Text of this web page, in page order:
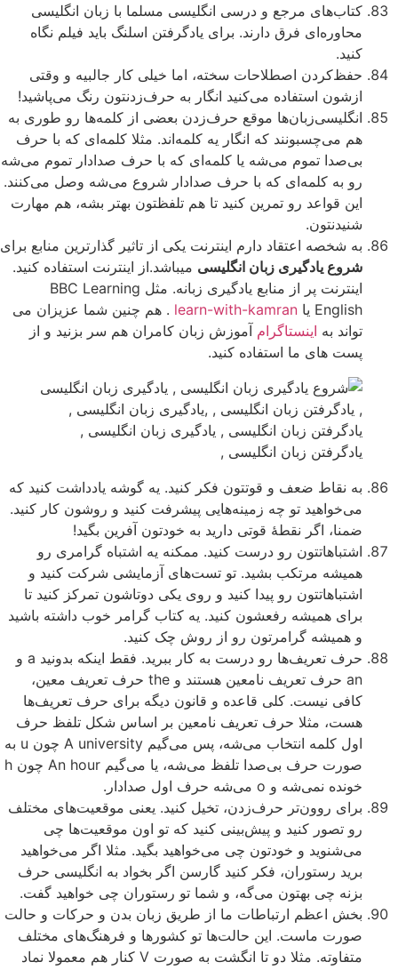
کتاب‌های مرجع و درسی انگلیسی مسلما با زبان انگلیسی
محاوره‌ای فرق دارند. برای یادگرفتن اسلنگ باید فیلم نگاه
کنید.
حفظ‌کردن اصطلاحات سخته، اما خیلی کار جالبیه و وقتی
ازشون استفاده می‌کنید انگار به حرف‌زدنتون رنگ می‌پاشید!
انگلیسی‌زبان‌ها موقع حرف‌زدن بعضی از کلمه‌ها رو طوری به
هم می‌چسبونند که انگار یه کلمه‌اند. مثلا کلمه‌‌ای که با حرف
بی‌صدا تموم می‌شه یا کلمه‌ای که با حرف صدادار تموم می‌شه
رو به کلمه‌ای که با حرف صدادار شروع می‌شه وصل می‌کنند.
این قواعد رو تمرین کنید تا هم تلفظتون بهتر بشه، هم مهارت
شنیدنتون.
به شخصه اعتقاد دارم اینترنت یکی از تاثیر گذارترین منابع برای
شروع یادگیری زبان انگلیسی میباشد.از اینترنت استفاده کنید.
اینترنت پر از منابع یادگیری زبانه. مثل BBC Learning
English یا
learn-with-kamran . هم چنین شما عزیزان می
تواند به اینستاگرام آموزش زبان کامران هم سر بزنید و از
پست های ما استفاده کنید.
به نقاط ضعف و قوتتون فکر کنید. یه گوشه یادداشت کنید که
می‌خواهید تو چه زمینه‌هایی پیشرفت کنید و روشون کار کنید.
ضمنا، اگر نقطۀ قوتی دارید به خودتون آفرین بگید!
اشتباهاتتون رو درست کنید. ممکنه یه اشتباه گرامری رو
همیشه مرتکب بشید. تو تست‌های آزمایشی شرکت کنید و
اشتباهاتتون رو پیدا کنید و روی یکی دوتاشون تمرکز کنید تا
برای همیشه رفعشون کنید. یه کتاب گرامر خوب داشته باشید
و همیشه گرامرتون رو از روش چک کنید.
حرف تعریف‌ها رو درست به کار ببرید. فقط اینکه بدونید a و
an حرف تعریف نامعین هستند و the حرف تعریف معین،
کافی نیست. کلی قاعده و قانون دیگه برای حرف تعریف‌ها
هست، مثلا حرف تعریف نامعین بر اساس شکل تلفظ حرف
اول کلمه انتخاب می‌شه، پس می‌گیم A university چون u به
صورت حرف بی‌صدا تلفظ می‌شه، یا می‌گیم An hour چون h
خونده نمی‌شه و o می‌شه حرف اول صدادار.
برای روون‌تر حرف‌زدن، تخیل کنید. یعنی موقعیت‌های مختلف
رو تصور کنید و پیش‌بینی کنید که تو اون موقعیت‌ها چی
می‌شنوید و خودتون چی می‌خواهید بگید. مثلا اگر می‌خواهید
برید رستوران، فکر کنید گارسن اگر بخواد به انگلیسی حرف
بزنه چی بهتون می‌گه، و شما تو رستوران چی خواهید گفت.
بخش اعظم ارتباطات ما از طریق زبان بدن و حرکات و حالت
صورت ماست. این حالت‌ها تو کشورها و فرهنگ‌های مختلف
متفاوته. مثلا دو تا انگشت به صورت V کنار هم معمولا نماد